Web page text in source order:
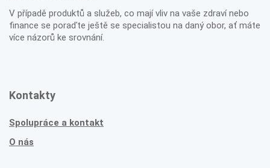
V případě produktů a služeb, co mají vliv na vaše zdraví nebo
finance se poraďte ještě se specialistou na daný obor, ať máte
více názorů ke srovnání.
Kontakty
Spolupráce a kontakt
O nás